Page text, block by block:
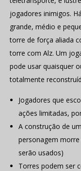
jogadores inimigos.
grande, médio e
torre de força aliada
torre com Alz. Um
pode usar quaisquer
totalmente
Jogadores que
ações limitadas,
A construção de
personagem
serão usados)
Torres podem ser